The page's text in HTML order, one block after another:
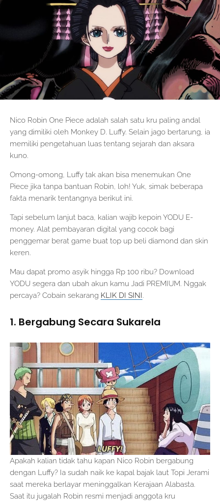
Nico Robin One Piece adalah salah satu kru paling andal
yang dimiliki oleh Monkey D. Luffy. Selain jago bertarung, ia
memiliki pengetahuan luas tentang sejarah dan aksara
kuno.
Omong-omong, Luffy tak akan bisa menemukan One
Piece jika tanpa bantuan Robin, loh! Yuk, simak beberapa
fakta menarik tentangnya berikut ini.
Tapi sebelum lanjut baca, kalian wajib kepoin YODU E-
money. Alat pembayaran digital yang cocok bagi
penggemar berat game buat top up beli diamond dan skin
keren.
Mau dapat promo asyik hingga Rp 100 ribu? Download
YODU segera dan ubah akun kamu Jadi PREMIUM. Nggak
percaya? Cobain sekarang KLIK DI SINI.
1. Bergabung Secara Sukarela
Apakah kalian tidak tahu kapan Nico Robin bergabung
dengan Luffy? Ia sudah naik ke kapal bajak laut Topi Jerami
saat mereka berlayar meninggalkan Kerajaan Alabasta.
Saat itu jugalah Robin resmi menjadi anggota kru